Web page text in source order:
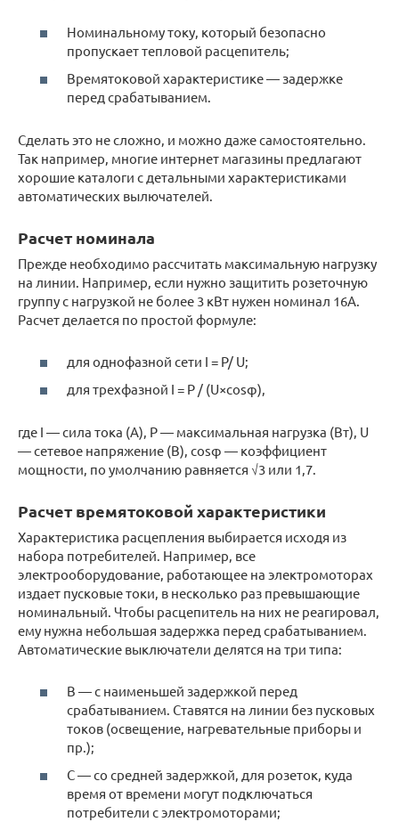
Номинальному току, который безопасно
пропускает тепловой расцепитель;
Времятоковой характеристике — задержке
перед срабатыванием.
Сделать это не сложно, и можно даже самостоятельно.
Так например, многие интернет магазины предлагают
хорошие каталоги с детальными характеристиками
автоматических вылючателей.
Расчет номинала
Прежде необходимо рассчитать максимальную нагрузку
на линии. Например, если нужно защитить розеточную
группу с нагрузкой не более 3 кВт нужен номинал 16А.
Расчет делается по простой формуле:
для однофазной сети I = P/ U;
для трехфазной I = P / (U×cosφ),
где I — сила тока (А), P — максимальная нагрузка (Вт), U
— сетевое напряжение (В), cosφ — коэффициент
мощности, по умолчанию равняется √3 или 1,7.
Расчет времятоковой характеристики
Характеристика расцепления выбирается исходя из
набора потребителей. Например, все
электрооборудование, работающее на электромоторах
издает пусковые токи, в несколько раз превышающие
номинальный. Чтобы расцепитель на них не реагировал,
ему нужна небольшая задержка перед срабатыванием.
Автоматические выключатели делятся на три типа:
B — с наименьшей задержкой перед
срабатыванием. Ставятся на линии без пусковых
токов (освещение, нагревательные приборы и
пр.);
C — со средней задержкой, для розеток, куда
время от времени могут подключаться
потребители с электромоторами;